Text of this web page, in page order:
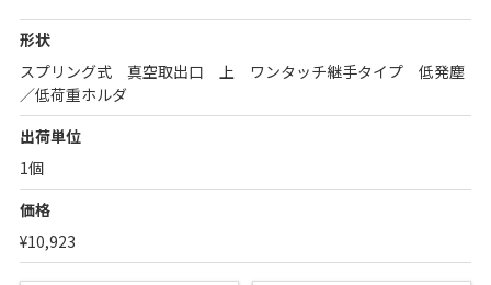
形状
スプリング式 真空取出口 上 ワンタッチ継手タイプ 低発塵
／低荷重ホルダ
出荷単位
1個
価格
¥10,923